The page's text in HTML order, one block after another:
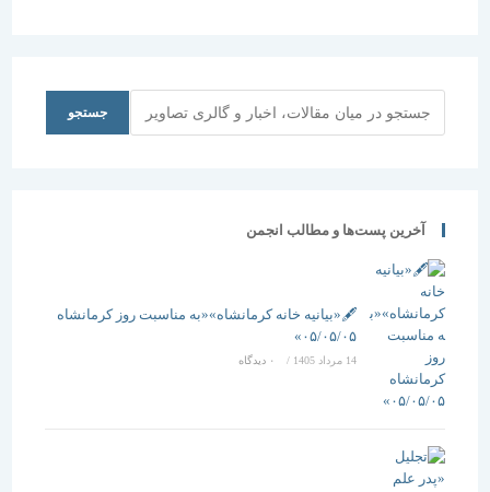
جستجو
آخرین پست‌ها و مطالب انجمن
🖋️«بیانیه خانه کرمانشاه»«به مناسبت روز کرمانشاه
۰۵/۰۵/۰۵»
/ ۰ دیدگاه